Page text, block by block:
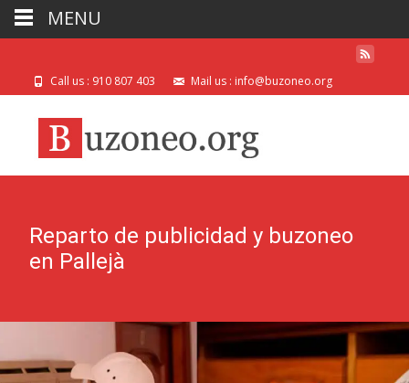
Call us : 910 807 403 Mail us : info@buzoneo.org
Reparto de publicidad y buzoneo
en Pallejà
MENU